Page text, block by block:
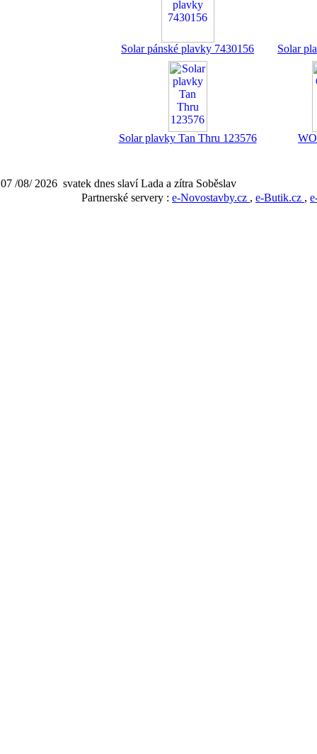
Solar pánské plavky 7430156 Solar
Solar plavky Tan Thru 123576
07 /08/ 2026 svatek dnes slaví Lada a zítra Soběslav
Partnerské servery : e-Novostavby.cz , e-Butik.cz ,